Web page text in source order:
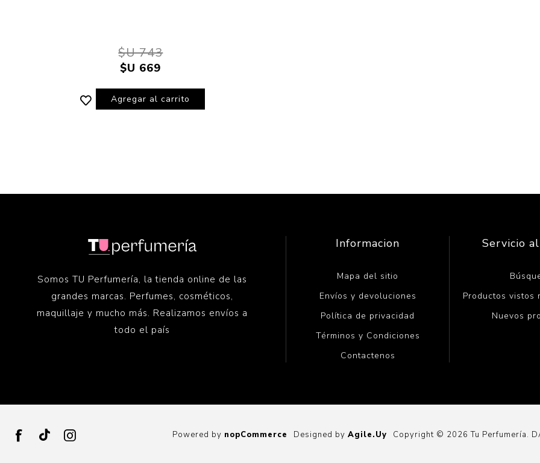
$U 743
$U 669
Agregar al carrito
Somos TU Perfumería, la tienda online de las
grandes marcas. Perfumes, cosméticos,
maquillaje y mucho más. Realizamos envíos a
todo el país
Informacion
Mapa del sitio
Envíos y devoluciones
Política de privacidad
Términos y Condiciones
Contactenos
Servicio
Productos vistos
Nuevos
Powered by nopCommerce Designed by Agile.Uy Copyright © 2026 Tu Perfumería.